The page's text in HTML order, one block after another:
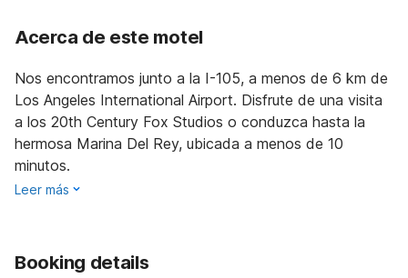
Acerca de este motel
Nos encontramos junto a la I-105, a menos de 6 km de
Los Angeles International Airport. Disfrute de una visita
a los 20th Century Fox Studios o conduzca hasta la
hermosa Marina Del Rey, ubicada a menos de 10
minutos.
Leer más
Booking details